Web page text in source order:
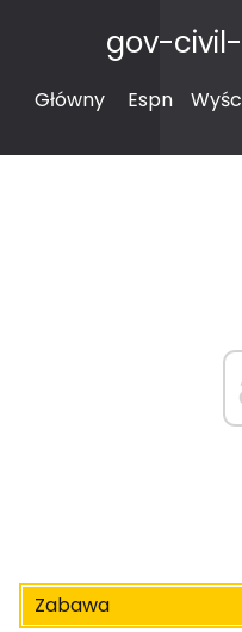
gov-
Główny Espn
Zabawa